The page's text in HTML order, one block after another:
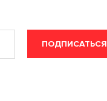
ПОДПИСАТЬСЯ